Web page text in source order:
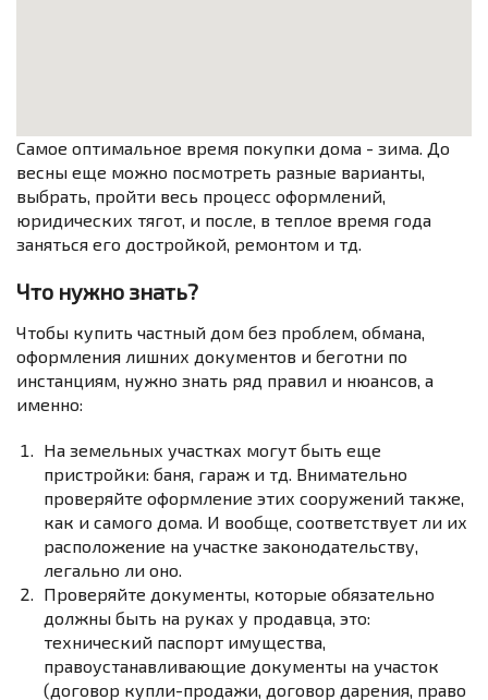
Самое оптимальное время покупки дома - зима. До
весны еще можно посмотреть разные варианты,
выбрать, пройти весь процесс оформлений,
юридических тягот, и после, в теплое время года
заняться его достройкой, ремонтом и тд.
Что нужно знать?
Чтобы купить частный дом без проблем, обмана,
оформления лишних документов и беготни по
инстанциям, нужно знать ряд правил и нюансов, а
именно:
На земельных участках могут быть еще
пристройки: баня, гараж и тд. Внимательно
проверяйте оформление этих сооружений также,
как и самого дома. И вообще, соответствует ли их
расположение на участке законодательству,
легально ли оно.
Проверяйте документы, которые обязательно
должны быть на руках у продавца, это:
технический паспорт имущества,
правоустанавливающие документы на участок
(договор купли-продажи, договор дарения, право